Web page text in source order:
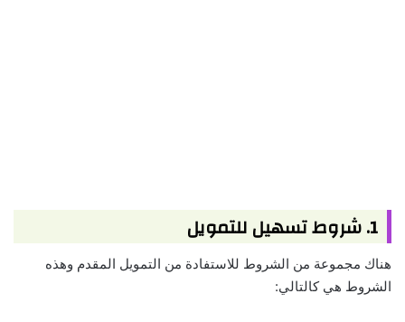
1. شروط تسهيل للتمويل
هناك مجموعة من الشروط للاستفادة من التمويل المقدم وهذه
الشروط هي كالتالي: